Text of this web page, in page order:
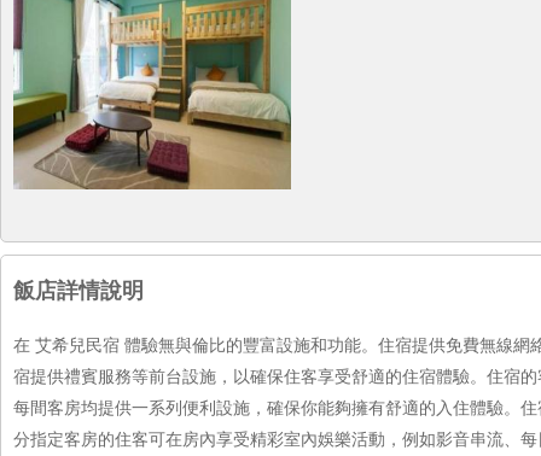
飯店詳情說明
在 艾希兒民宿 體驗無與倫比的豐富設施和功能。住宿提供免費無線
宿提供禮賓服務等前台設施，以確保住客享受舒適的住宿體驗。住宿
每間客房均提供一系列便利設施，確保你能夠擁有舒適的入住體驗。
分指定客房的住客可在房內享受精彩室內娛樂活動，例如影音串流、